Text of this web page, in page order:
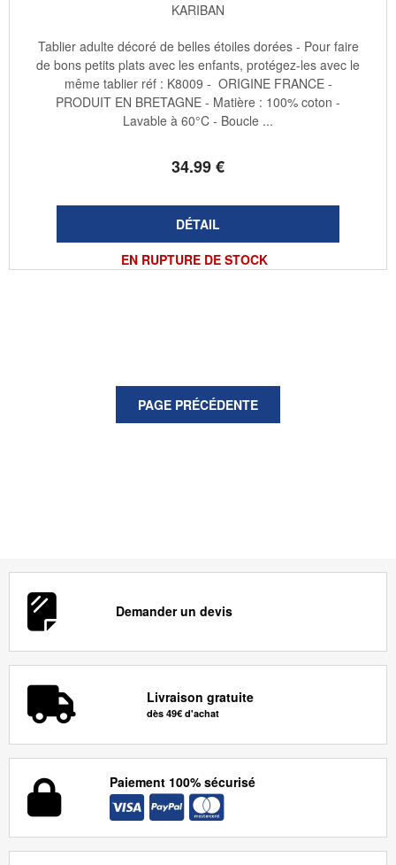
KARIBAN
34.99€
EN RUPTURE DE STOCK
Tablier adulte décoré de belles étoiles dorées - Pour faire
de bons petits plats avec les enfants, protégez-les avec le
même tablier réf : K8009 - ORIGINE FRANCE -
PRODUIT EN BRETAGNE - Matière : 100% coton -
Lavable à 60°C - Boucle ...
Demander un devis
Livraison gratuite
dès 49€ d'achat
Paiement 100% sécurisé